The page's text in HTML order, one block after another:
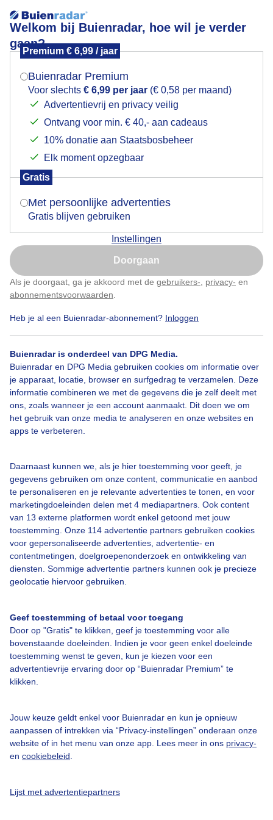
Welkom bij Buienradar, hoe wil je verder
gaan?
Premium € 6,99 / jaar
Buienradar Premium
Voor slechts € 6,99 per jaar (€ 0,58 per maand)
Advertentievrij en privacy veilig
Ontvang voor min. € 40,- aan cadeaus
10% donatie aan Staatsbosbeheer
Elk moment opzegbaar
Gratis
Met persoonlijke advertenties
Gratis blijven gebruiken
Instellingen
Doorgaan
Als je doorgaat, ga je akkoord met de gebruikers- privacy- en
abonnementsvoorwaarden
Heb je al een Buienradar-abonnement? Inloggen
Buienradar is onderdeel van DPG Media.
Buienradar en DPG Media gebruiken cookies om informatie over
je apparaat, locatie, browser en surfgedrag te verzamelen. Deze
informatie combineren we met de gegevens die je zelf deelt met
ons, zoals wanneer je een account aanmaakt. Dit doen we om
het gebruik van onze media te analyseren en onze websites en
apps te verbeteren.
Daarnaast kunnen we, als je hier toestemming voor geeft, je
gegevens gebruiken om onze content, communicatie en aanbod
te personaliseren en je relevante advertenties te tonen, en voor
marketingdoeleinden delen met 4 mediapartners. Ook content
van 13 externe platformen wordt enkel getoond met jouw
toestemming. Onze 114 advertentie partners gebruiken cookies
voor gepersonaliseerde advertenties, advertentie- en
contentmetingen, doelgroepenonderzoek en ontwikkeling van
diensten. Sommige advertentie partners kunnen ook je precieze
geolocatie hiervoor gebruiken.
Geef toestemming of betaal voor toegang
Door op "Gratis" te klikken, geef je toestemming voor alle
bovenstaande doeleinden. Indien je voor geen enkel doeleinde
toestemming wenst te geven, kun je kiezen voor een
advertentievrije ervaring door op “Buienradar Premium” te
klikken.
Jouw keuze geldt enkel voor Buienradar en kun je opnieuw
aanpassen of intrekken via “Privacy-instellingen” onderaan onze
website of in het menu van onze app. Lees meer in ons privacy-
en cookiebeleid
Lijst met advertentiepartners
Grotendeels bewolkt
mogelijk later op de dag regen
Door: Toon Boons
Bekijk slideshow
Een moment geduld aub...
Over Buienradar
Contact
Toegankelijkheid
Gebruikersvoorwaarden
Buienradar Team
Privacy beleid
Cookie beleid
Gratis weerdata
Mogen we je locatie gebruiken voor het
Indien je hier nog geen akkoord op hebt gegeven,
verschijnt er zo een pop-up uit je browser waarin
Is goed, toon de popup
Nu niet, misschien later
Klik hierom dit aan te passen